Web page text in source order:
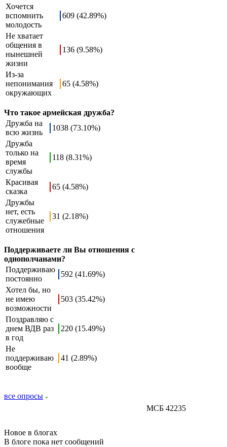
Хочется
вспомнить
молодость
609 (42.89%)
Не хватает
общения в
нынешней
жизни
136 (9.58%)
Из-за
непонимания
окружающих
65 (4.58%)
Что такое армейская дружба?
Дружба на
всю жизнь
1038 (73.10%)
Дружба
только на
время
службы
118 (8.31%)
Красивая
сказка
65 (4.58%)
Дружбы
нет, есть
служебные
отношения
31 (2.18%)
Поддерживаете ли Вы отношения с
однополчанами?
Поддерживаю
постоянно
592 (41.69%)
Хотел бы, но
не имею
возможности
503 (35.42%)
Поздравляю с
днем ВДВ раз
в год
220 (15.49%)
Не
поддерживаю
вообще
41 (2.89%)
все опросы
Новое в блогах
В блоге пока нет сообщений
МСБ 42235